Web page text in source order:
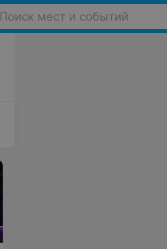
Поиск мест и событий